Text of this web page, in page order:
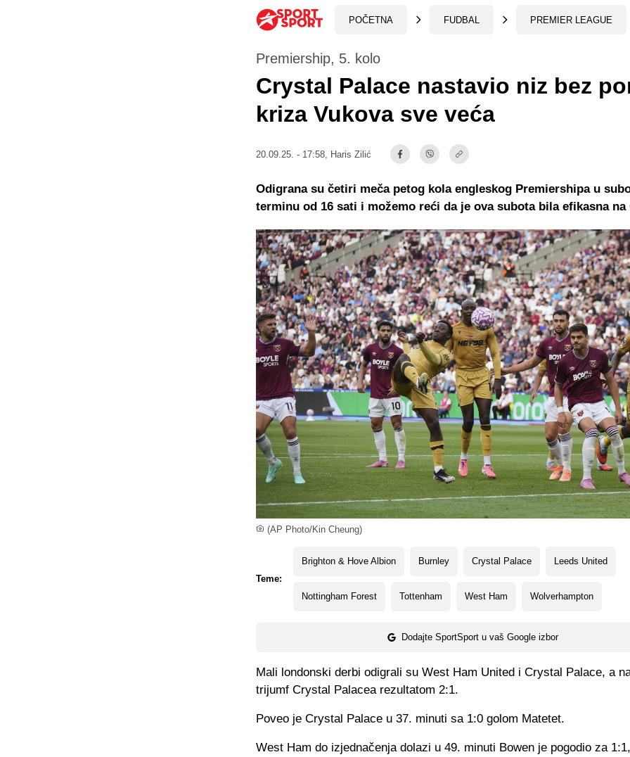
POČETNA FUDBAL PREMIER LEAGUE
(AP Photo/Kin Cheung)
Premiership, 5. kolo
Crystal Palace nastavio niz bez
kriza Vukova sve veća
20.09.25. - 17:58, Haris Zilić
Teme:
Brighton & Hove Albion Burnley Crystal Palace Leeds United
Nottingham Forest Tottenham West Ham Wolverhampton
Dodajte SportSport u vaš Google izbor
Odigrana su četiri meča petog kola engleskog Premiershipa u
terminu od 16 sati i možemo reći da je ova subota bila efikasna na
Mali londonski derbi odigrali su West Ham United i Crystal Palace, a
trijumf Crystal Palacea rezultatom 2:1.
Poveo je Crystal Palace u 37. minuti sa 1:0 golom Matetet.
West Ham do izjednačenja dolazi u 49. minuti Bowen je pogodio za